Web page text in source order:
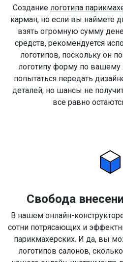
Создание логотипа
карман, но если вы наймете
взять огромную сумму
средств, рекомендуется
логотипов, поскольку он
логотипу форму по
попытаться передать
деталей, но шансы не
все равно
Свобода
В нашем онлайн-
сотни потрясающих и
парикмахерских. И да, вы
логотипов салонов,